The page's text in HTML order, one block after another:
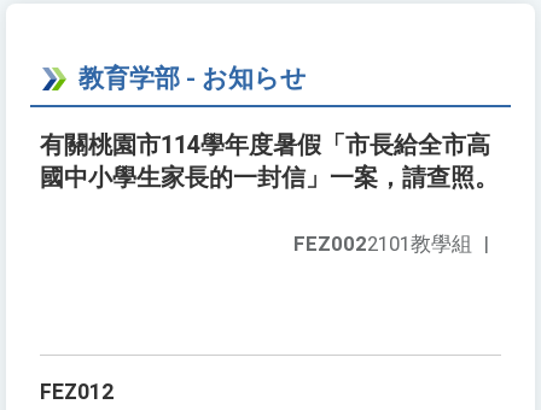
教育学部 - お知らせ
有關桃園市114學年度暑假「市長給全市高
國中小學生家長的一封信」一案，請查照。
FEZ0022101教學組 |
FEZ012